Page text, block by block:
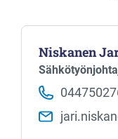
Niskanen